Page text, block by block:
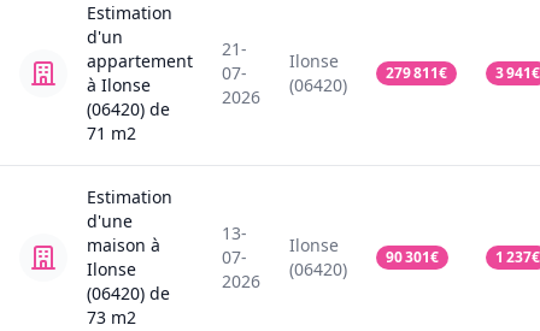
Estimation
d'un
appartement
à Ilonse
(06420) de
71 m2
21-
07-
2026
Ilonse
(06420)
279 811€ 3 941€
Estimation
d'une
maison à
Ilonse
(06420) de
73 m2
13-
07-
2026
Ilonse
(06420)
90 301€ 1 237€